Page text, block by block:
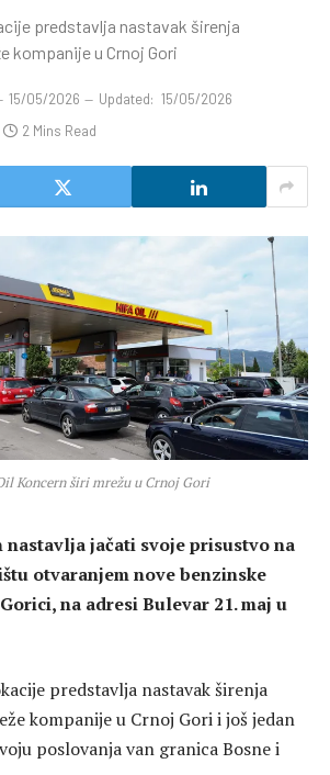
predstavlja nastavak širenja
kompanije u Crnoj Gori
15/05/2026 Updated: 15/05/2026
2 Mins Read
Koncern širi mrežu u Crnoj Gori
jačati svoje prisustvo na
otvaranjem nove benzinske
na adresi Bulevar 21. maj u
predstavlja nastavak širenja
kompanije u Crnoj Gori i još jedan
poslovanja van granica Bosne i